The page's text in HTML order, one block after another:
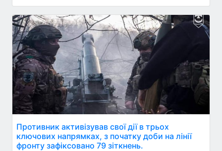
Противник активізував свої дії в трьох
ключових напрямках, з початку доби на лінії
фронту зафіксовано 79 зіткнень.